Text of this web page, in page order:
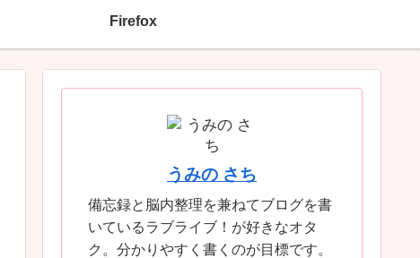
Firefox
うみの さち
備忘録と脳内整理を兼ねてブログを書
いているラブライブ！が好きなオタ
ク。分かりやすく書くのが目標です。